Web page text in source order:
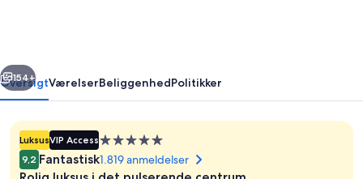
Næste
154+
OversigtVærelserBeliggenhedPolitikker
LuksusVIP AccessOvernatningssted
med
5.0
9,2 Fantastisk1.819 anmeldelser